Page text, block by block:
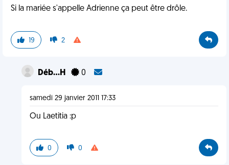
Si la mariée s'appelle Adrienne ça peut être drôle.
19 2
Déb...H 0
samedi 29 janvier 2011 17:33
Ou Laetitia :p
0 0